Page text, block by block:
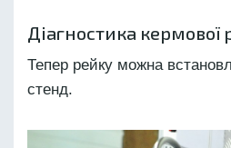
Діагностика кермової
Тепер рейку можна
стенд.